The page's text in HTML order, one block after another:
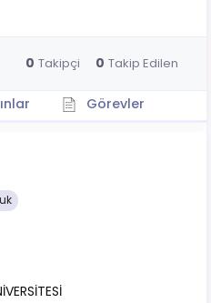
0 Takipçi 0 Takip Edilen
Görevler